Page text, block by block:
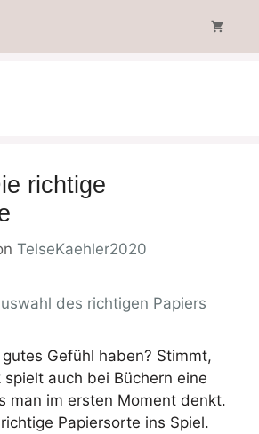
richtige
TelseKaehler2020
Gefühl haben? Stimmt,
auch bei Büchern eine
man im ersten Moment denkt.
Papiersorte ins Spiel.